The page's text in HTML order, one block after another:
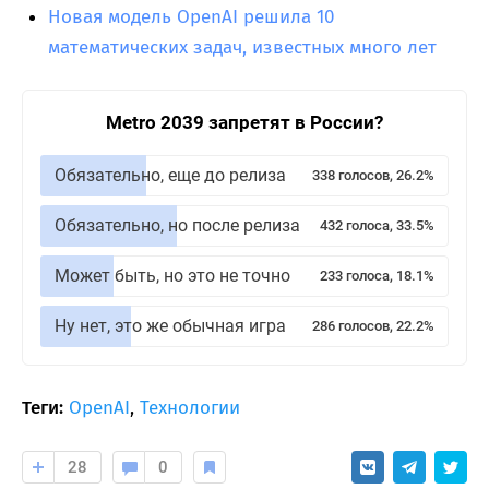
Новая модель OpenAI решила 10
математических задач, известных много лет
Metro 2039 запретят в России?
Обязательно, еще до релиза 338 голосов, 26.2%
Обязательно, но после релиза 432 голоса, 33.5%
Может быть, но это не точно 233 голоса, 18.1%
Ну нет, это же обычная игра 286 голосов, 22.2%
Теги: OpenAI, Технологии
28 0